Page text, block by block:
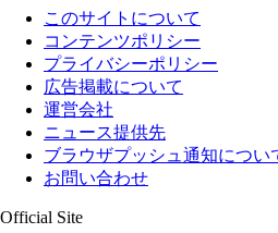
このサイトについて
コンテンツポリシー
プライバシーポリシー
広告掲載について
運営会社
ニュース提供先
ブラウザプッシュ通知につい
お問い合わせ
Official Site